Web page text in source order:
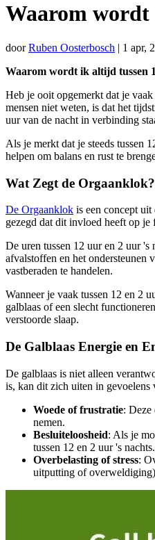
Waarom wordt
doorRuben Oosterbosch | 1 apr,
Waarom wordt ik altijd tussen
Heb je ooit opgemerkt dat je
mensen niet weten, is dat het
uur van de nacht in verbinding
Als je merkt dat je steeds tussen
helpen om balans en rust te
Wat Zegt de Orgaanklok?
De Orgaanklok is een concept
gezegd dat dit invloed heeft op je
De uren tussen 12 uur en 2 uur
afvalstoffen en het ondersteunen
vastberaden te handelen.
Wanneer je vaak tussen 12 en 2
galblaas of een slecht
verstoorde slaap.
De Galblaas Energie en
De galblaas is niet alleen
is, kan dit zich uiten in gevoelens
Woede of frustratie: Deze
nemen.
Besluiteloosheid: Als je
tussen 12 en 2 uur 's nachts.
Overbelasting of stress:
uitputting of